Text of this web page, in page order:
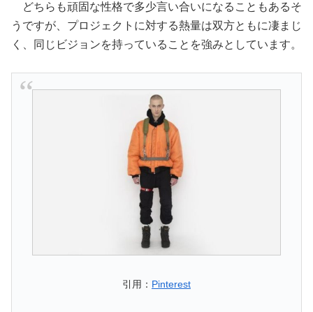
どちらも頑固な性格で多少言い合いになることもあるそ
うですが、プロジェクトに対する熱量は双方ともに凄まじ
く、同じビジョンを持っていることを強みとしています。
引用： Pinterest